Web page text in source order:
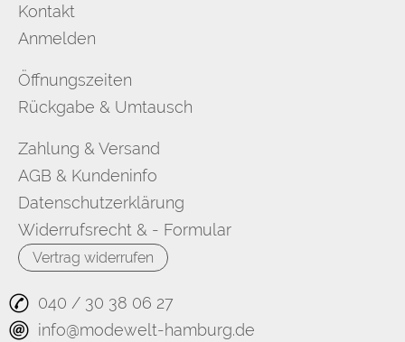
Kontakt
Anmelden
Öffnungszeiten
Rückgabe & Umtausch
Zahlung & Versand
AGB & Kundeninfo
Datenschutzerklärung
Widerrufsrecht & - Formular
Vertrag widerrufen
040 / 30 38 06 27
info@modewelt-hamburg.de